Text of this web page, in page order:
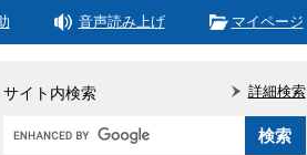
音声読み上げ マイページ
サイト内検索
Google
詳細検索